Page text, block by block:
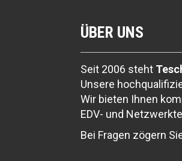
ÜBER UNS
Seit 2006 steht
Unsere
Wir bieten Ihnen
EDV- und
Bei Fragen zögern